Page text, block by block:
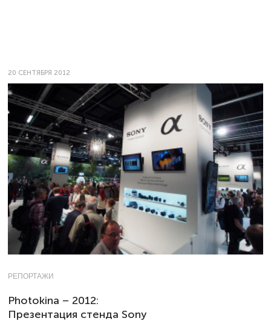
20 СЕНТЯБРЯ 2012
РЕПОРТАЖИ
Photokina – 2012:
Презентация стенда Sony